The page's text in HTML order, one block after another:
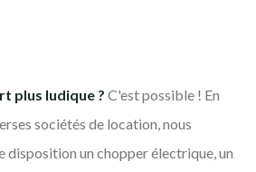
plus ludique ? C'est possible ! En
sociétés de location, nous
disposition un chopper électrique, un